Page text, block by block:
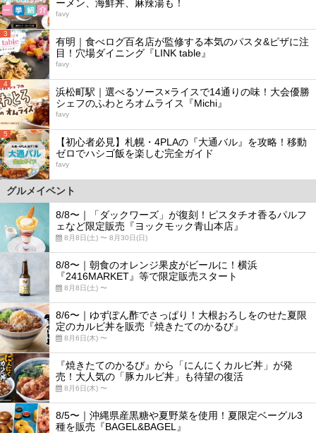
ーメン、海鮮丼、麻辣湯も！
favy
3
有明｜食べログ百名店が監修する本気のパスタ&ピザに注
目！穴場ダイニング『LINK table』
favy
4
浜松町駅｜選べるソース×ライスで14通りの味！大会優勝
シェフのふわとろオムライス『Michi』
favy
5
【初心者必見】札幌・4PLAの『大通バル』を攻略！移動
ゼロでハシゴ飯を楽しむ完全ガイド
favy
グルメイベント
8/8〜｜「ダックワーズ」が復刻！ピスタチオ香るパルフ
ェなど限定販売『ヨックモック青山本店』
8月8日(土) 〜 8月30日(日)
8/8〜｜朝食のオレンジ果皮がビールに！横浜
『2416MARKET』等で限定販売スタート
8月8日(土) 〜
8/6〜｜ゆずぽん酢でさっぱり！大根おろしをのせた夏限
定のカルビ丼を販売『焼きたてのかるび』
8月6日(木) 〜
『焼きたてのかるび』から「にんにくカルビ丼」が発
売！大人気の「豚カルビ丼」も待望の復活
8月6日(木) 〜
8/5〜｜沖縄県産黒糖や夏野菜を使用！夏限定ベーグル3
種を販売『BAGEL&BAGEL』